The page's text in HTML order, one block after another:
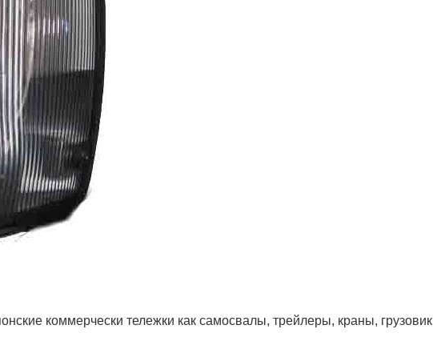
коммерчески тележки как самосвалы, трейлеры, краны, грузовик